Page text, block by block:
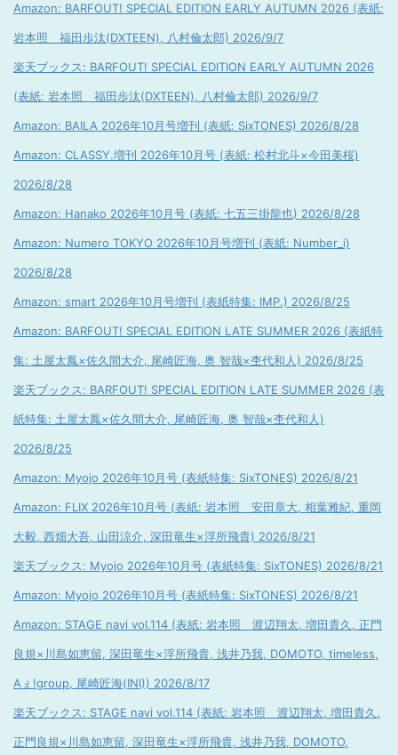
Amazon: BARFOUT! SPECIAL EDITION EARLY AUTUMN 2026 (表紙:
岩本照 福田歩汰(DXTEEN), 八村倫太郎) 2026/9/7
楽天ブックス: BARFOUT! SPECIAL EDITION EARLY AUTUMN 2026
(表紙: 岩本照 福田歩汰(DXTEEN), 八村倫太郎) 2026/9/7
Amazon: BAILA 2026年10月号増刊 (表紙: SixTONES) 2026/8/28
Amazon: CLASSY.増刊 2026年10月号 (表紙: 松村北斗×今田美桜)
2026/8/28
Amazon: Hanako 2026年10月号 (表紙: 七五三掛龍也) 2026/8/28
Amazon: Numero TOKYO 2026年10月号増刊 (表紙: Number_i)
2026/8/28
Amazon: smart 2026年10月号増刊 (表紙特集: IMP.) 2026/8/25
Amazon: BARFOUT! SPECIAL EDITION LATE SUMMER 2026 (表紙特
集: 土屋太鳳×佐久間大介, 尾崎匠海, 奥 智哉×杢代和人) 2026/8/25
楽天ブックス: BARFOUT! SPECIAL EDITION LATE SUMMER 2026 (表
紙特集: 土屋太鳳×佐久間大介, 尾崎匠海, 奥 智哉×杢代和人)
2026/8/25
Amazon: Myojo 2026年10月号 (表紙特集: SixTONES) 2026/8/21
Amazon: FLIX 2026年10月号 (表紙: 岩本照 安田章大, 相葉雅紀, 重岡
大毅, 西畑大吾, 山田涼介, 深田竜生×浮所飛貴) 2026/8/21
楽天ブックス: Myojo 2026年10月号 (表紙特集: SixTONES) 2026/8/21
Amazon: Myojo 2026年10月号 (表紙特集: SixTONES) 2026/8/21
Amazon: STAGE navi vol.114 (表紙: 岩本照 渡辺翔太, 増田貴久, 正門
良規×川島如恵留, 深田竜生×浮所飛貴, 浅井乃我, DOMOTO, timeless,
Aぇ!group, 尾崎匠海(INI)) 2026/8/17
楽天ブックス: STAGE navi vol.114 (表紙: 岩本照 渡辺翔太, 増田貴久,
正門良規×川島如恵留, 深田竜生×浮所飛貴, 浅井乃我, DOMOTO,